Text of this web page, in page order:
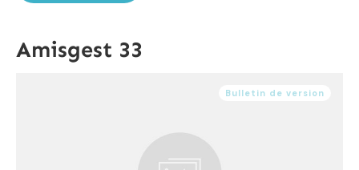
Amisgest 33
Bulletin de version